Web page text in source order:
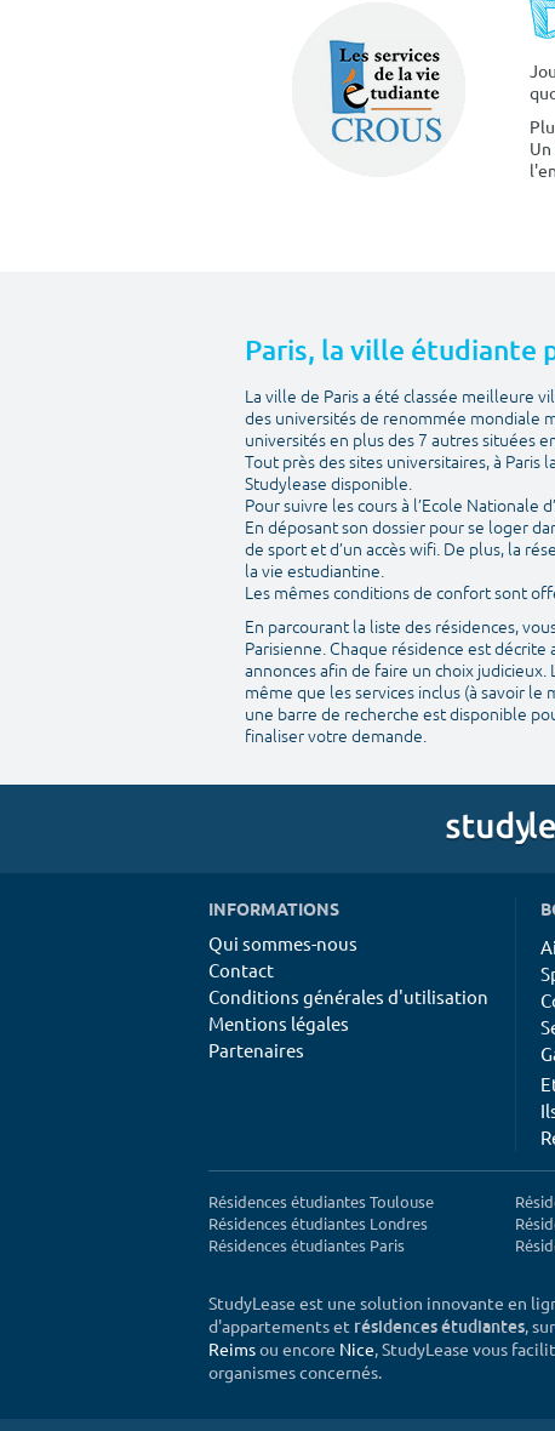
Paris, la ville étudiante
La ville de Paris a été classée meilleure
des universités de renommée mondiale
universités en plus des 7 autres situées
Tout près des sites universitaires, à
Studylease disponible.
Pour suivre les cours à l’Ecole
En déposant son dossier pour se loger
de sport et d’un accès wifi. De plus, la
la vie estudiantine.
Les mêmes conditions de confort sont
En parcourant la liste des résidences,
Parisienne. Chaque résidence est
annonces afin de faire un choix
même que les services inclus (à savoir
une barre de recherche est disponible
finaliser votre demande.
INFORMATIONS
Qui sommes-nous
Contact
Conditions générales d'utilisation
Mentions légales
Partenaires
Résidences étudiantes Toulouse
Résidences étudiantes Londres
Résidences étudiantes Paris
StudyLease est une solution innovante en
d'appartements et résidences étudiantes,
Reimsou encore Nice, StudyLease vous
organismes concernés.